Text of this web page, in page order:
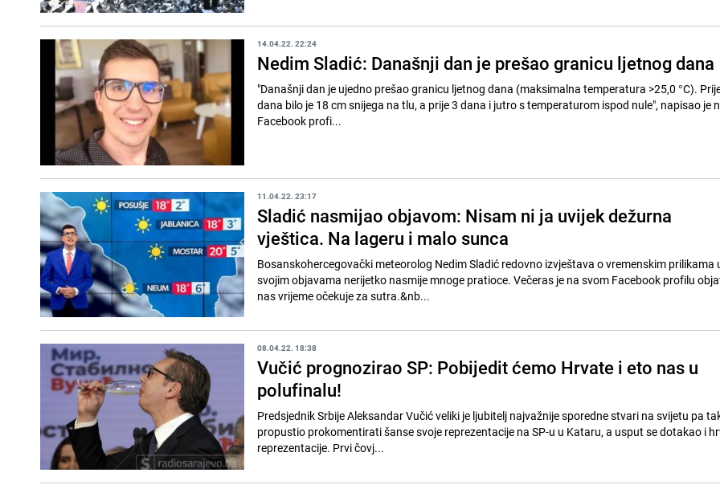
14.04.22. 22:24
Nedim Sladić: Današnji dan je prešao granicu ljetnog dana
"Današnji dan je ujedno prešao granicu ljetnog dana (maksimalna temperatura >25,0 °C).
dana bilo je 18 cm snijega na tlu, a prije 3 dana i jutro s temperaturom ispod nule", napisao je
Facebook profi...
11.04.22. 23:17
Sladić nasmijao objavom: Nisam ni ja uvijek dežurna
vještica. Na lageru i malo sunca
Bosanskohercegovački meteorolog Nedim Sladić redovno izvještava o vremenskim prilikama
svojim objavama nerijetko nasmije mnoge pratioce. Večeras je na svom Facebook profilu
nas vrijeme očekuje za sutra.&nb...
08.04.22. 18:38
Vučić prognozirao SP: Pobijedit ćemo Hrvate i eto nas u
polufinalu!
Predsjednik Srbije Aleksandar Vučić veliki je ljubitelj najvažnije sporedne stvari na svijetu pa
propustio prokomentirati šanse svoje reprezentacije na SP-u u Kataru, a usput se dotakao i
reprezentacije. Prvi čovj...